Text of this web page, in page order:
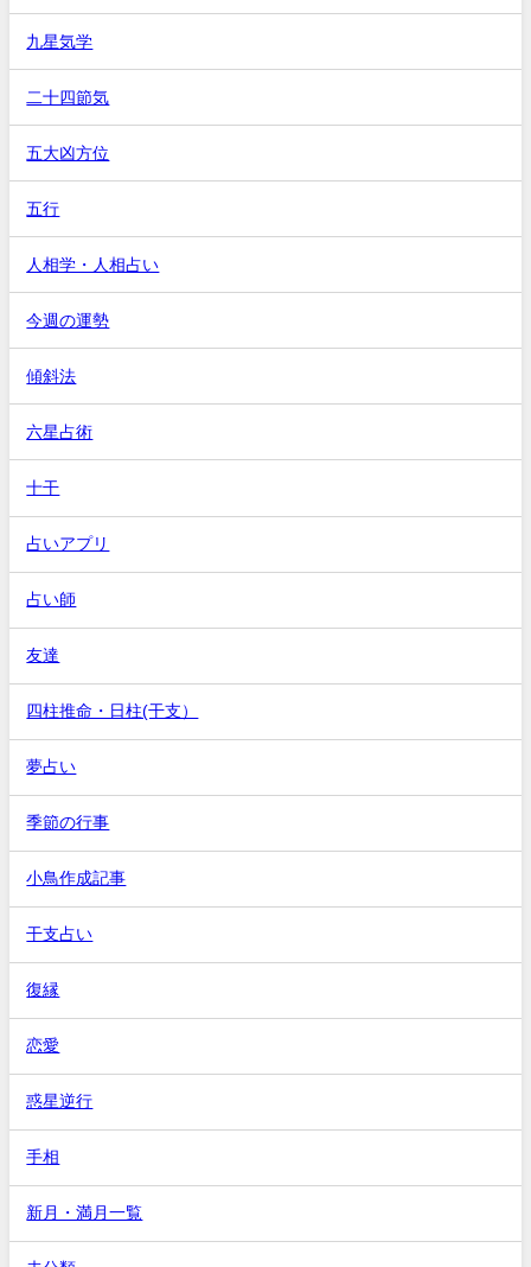
九星気学
二十四節気
五大凶方位
五行
人相学・人相占い
今週の運勢
傾斜法
六星占術
十干
占いアプリ
占い師
友達
四柱推命・日柱(干支）
夢占い
季節の行事
小鳥作成記事
干支占い
復縁
恋愛
惑星逆行
手相
新月・満月一覧